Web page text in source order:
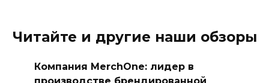
Читайте и другие наши обзоры
Компания MerchOne: лидер в
производстве брендированной